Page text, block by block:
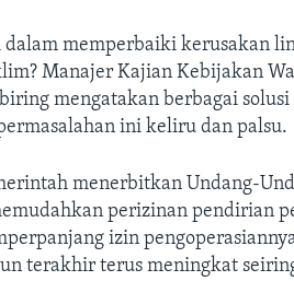
memperbaiki kerusakan
Manajer Kajian Kebijakan
mengatakan berbagai
ini keliru dan palsu.
menerbitkan Undang-
perizinan pendirian
izin
terakhir terus meningkat